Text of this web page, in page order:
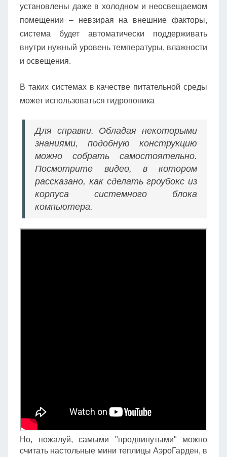
установлены даже в холодном и неосвещаемом
помещении – невзирая на внешние факторы,
система будет автоматически поддерживать
внутри нужный уровень температуры, влажности
и освещения.
В таких системах в качестве питательной среды
может использоваться гидропоника
Для справки. Обладая некоторыми
знаниями, подобную конструкцию
можно собрать самостоятельно.
Посмотрите видео, в котором
рассказано, как сделать гроубокс из
корпуса системного блока
компьютера.
Но, пожалуй, самыми "продвинутыми" можно
считать настольные мини теплицы АэроГарден, в